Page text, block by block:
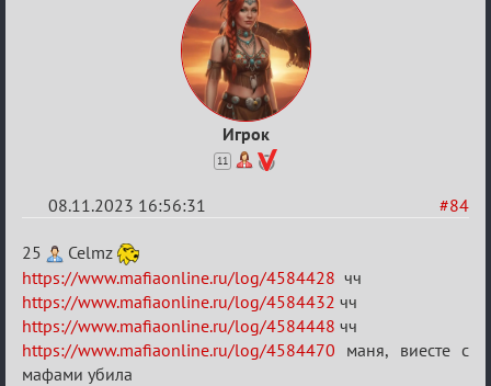
Игрок
11
#84
08.11.2023 16:56:31
Re:
ВСПОМНИТЬ
ВСЕХ
-
2
25
Celmz
https://www.mafiaonline.ru/log/4584428 чч
https://www.mafiaonline.ru/log/4584432 чч
https://www.mafiaonline.ru/log/4584448 чч
https://www.mafiaonline.ru/log/4584470 маня, виесте с
мафами убила